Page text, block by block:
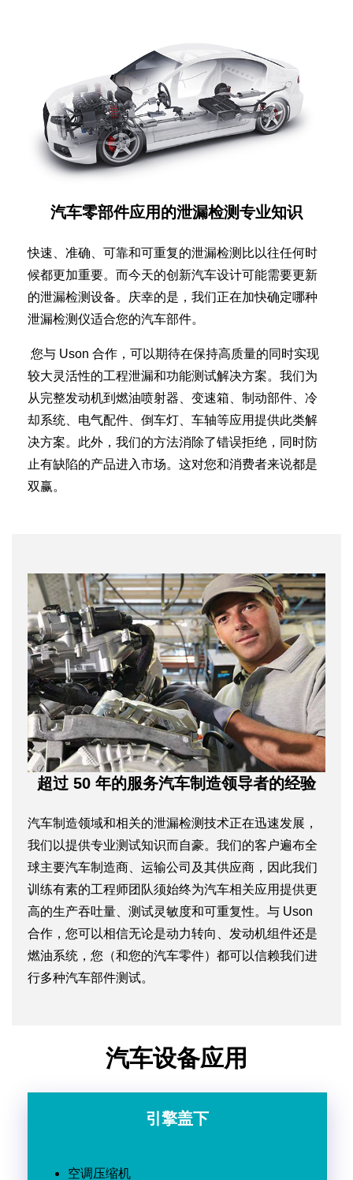
汽车零部件应用的泄漏检测专业知识
快速、准确、可靠和可重复的泄漏检测比以往任何时
候都更加重要。而今天的创新汽车设计可能需要更新
的泄漏检测设备。庆幸的是，我们正在加快确定哪种
泄漏检测仪适合您的汽车部件。
您与 Uson 合作，可以期待在保持高质量的同时实现
较大灵活性的工程泄漏和功能测试解决方案。我们为
从完整发动机到燃油喷射器、变速箱、制动部件、冷
却系统、电气配件、倒车灯、车轴等应用提供此类解
决方案。此外，我们的方法消除了错误拒绝，同时防
止有缺陷的产品进入市场。这对您和消费者来说都是
双赢。
超过 50 年的服务汽车制造领导者的经验
汽车制造领域和相关的泄漏检测技术正在迅速发展，
我们以提供专业测试知识而自豪。我们的客户遍布全
球主要汽车制造商、运输公司及其供应商，因此我们
训练有素的工程师团队须始终为汽车相关应用提供更
高的生产吞吐量、测试灵敏度和可重复性。与 Uson
合作，您可以相信无论是动力转向、发动机组件还是
燃油系统，您（和您的汽车零件）都可以信赖我们进
行多种汽车部件测试。
汽车设备应用
引擎盖下
空调压缩机